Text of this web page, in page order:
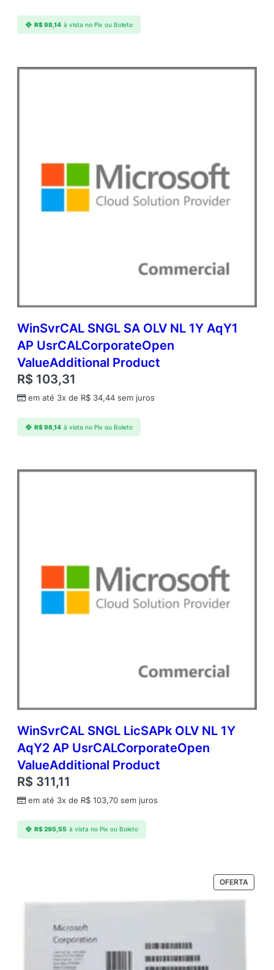
R$98,14 à vista no Pix ou Boleto
WinSvrCAL SNGL SA OLV NL 1Y AqY1
AP UsrCALCorporateOpen
ValueAdditional Product
R$ 103,31
em até 3x de R$ 34,44 sem juros
R$98,14 à vista no Pix ou Boleto
WinSvrCAL SNGL LicSAPk OLV NL 1Y
AqY2 AP UsrCALCorporateOpen
ValueAdditional Product
R$ 311,11
em até 3x de R$ 103,70 sem juros
R$295,55 à vista no Pix ou Boleto
OFERTA
EM